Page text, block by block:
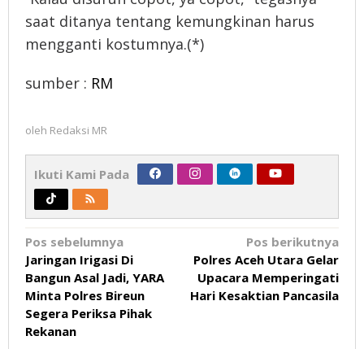
saat ditanya tentang kemungkinan harus
mengganti kostumnya.(*)
sumber : RM
oleh Redaksi MR
Ikuti Kami Pada
Navigasi
pos
Pos sebelumnya
Jaringan Irigasi Di
Bangun Asal Jadi, YARA
Minta Polres Bireun
Segera Periksa Pihak
Rekanan
Pos berikutnya
Polres Aceh Utara Gelar
Upacara Memperingati
Hari Kesaktian Pancasila